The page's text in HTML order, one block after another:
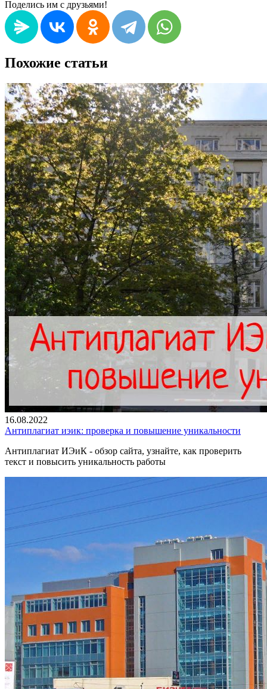
Поделись им с друзьями!
Похожие статьи
16.08.2022
Антиплагиат иэик: проверка и повышение уникальности
Антиплагиат ИЭиК - обзор сайта, узнайте, как проверить
текст и повысить уникальность работы